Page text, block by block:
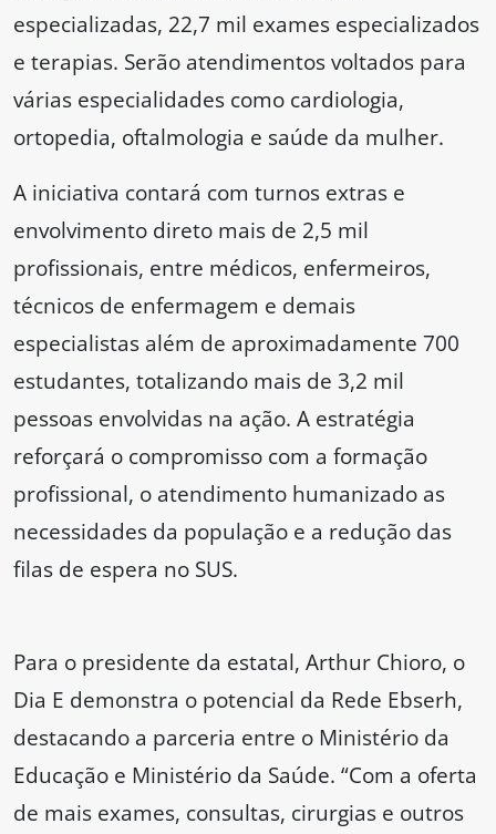
especializadas, 22,7 mil exames especializados
e terapias. Serão atendimentos voltados para
várias especialidades como cardiologia,
ortopedia, oftalmologia e saúde da mulher.
A iniciativa contará com turnos extras e
envolvimento direto mais de 2,5 mil
profissionais, entre médicos, enfermeiros,
técnicos de enfermagem e demais
especialistas além de aproximadamente 700
estudantes, totalizando mais de 3,2 mil
pessoas envolvidas na ação. A estratégia
reforçará o compromisso com a formação
profissional, o atendimento humanizado as
necessidades da população e a redução das
filas de espera no SUS.
Para o presidente da estatal, Arthur Chioro, o
Dia E demonstra o potencial da Rede Ebserh,
destacando a parceria entre o Ministério da
Educação e Ministério da Saúde. “Com a oferta
de mais exames, consultas, cirurgias e outros